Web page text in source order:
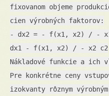
fixovanom objeme
cien výrobných faktorov:
- dx2 = - f(x1, x2) / -
dx1 - f(x1, x2) / - x2 c2
Nákladové funkcie a ich
Pre konkrétne ceny
izokvanty rôznym